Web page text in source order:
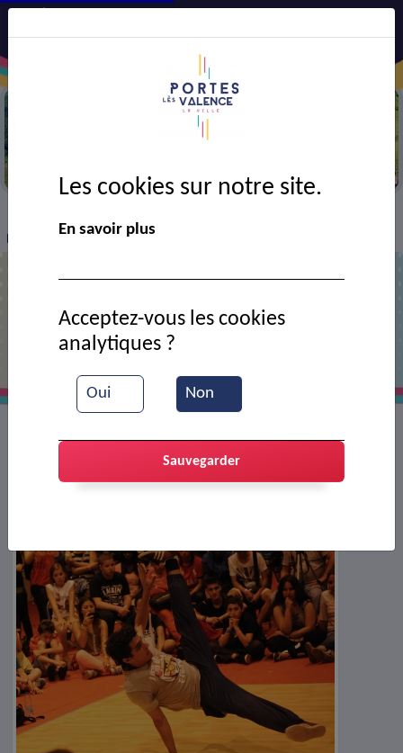
Battle hip hop
Battle hip hop
Les cookies sur notre site.
En savoir plus
Oui Non
Acceptez-vous les cookies
analytiques ?
Sauvegarder